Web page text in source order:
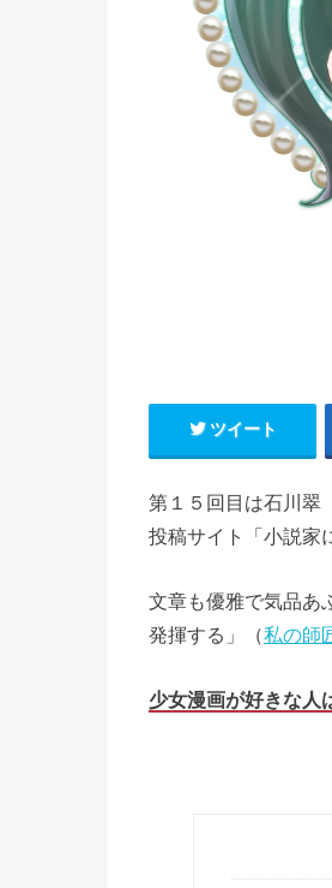
ツイート
第１５回目は石川翠
投稿サイト「小説家
文章も優雅で気品あ
発揮する」（私の師
少女漫画が好きな人